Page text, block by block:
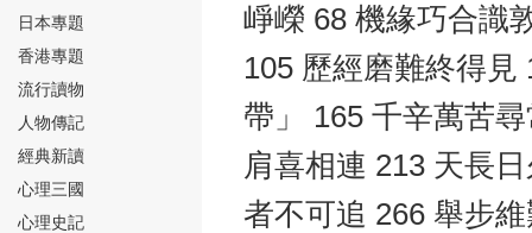
⑭
日本專題
香港專題
流行讀物
人物傳記
經典新讀
心理三國
心理史記
崢嶸 68 機緣巧合識
105 歷經磨難終得見
帶」 165 千辛萬苦
肩喜相連 213 天長
者不可追 266 舉步